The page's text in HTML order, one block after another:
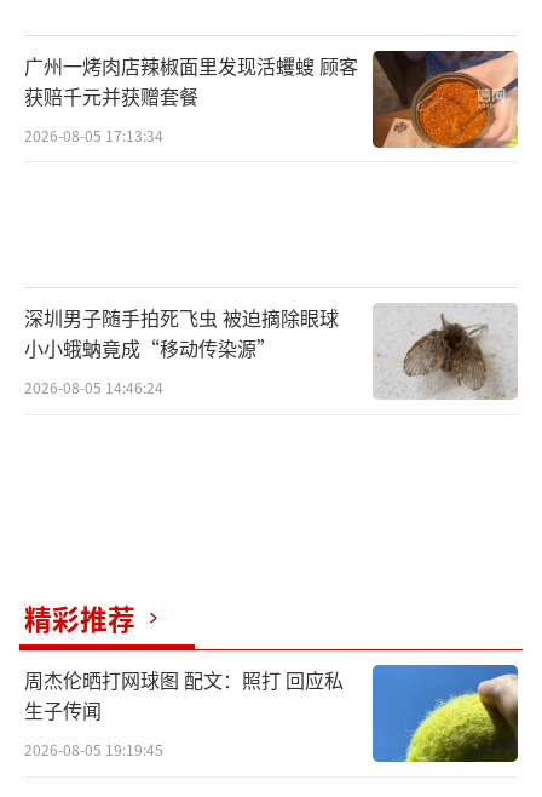
广州一烤肉店辣椒面里发现活蠼螋 顾客
获赔千元并获赠套餐
2026-08-05 17:13:34
深圳男子随手拍死飞虫 被迫摘除眼球
小小蛾蚋竟成“移动传染源”
2026-08-05 14:46:24
精彩推荐
周杰伦晒打网球图 配文：照打 回应私
生子传闻
2026-08-05 19:19:45